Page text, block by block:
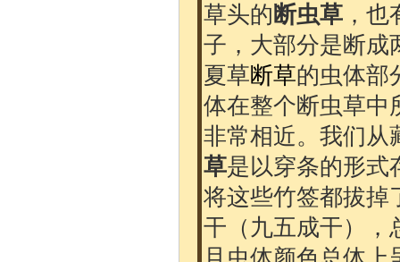
草头的 断虫草 ，
子，大部分是断成
夏草断草的虫体部
体在整个断虫草中
非常相近。我们从
草是以穿条的形式
将这些竹签都拔掉
干（九五成干），